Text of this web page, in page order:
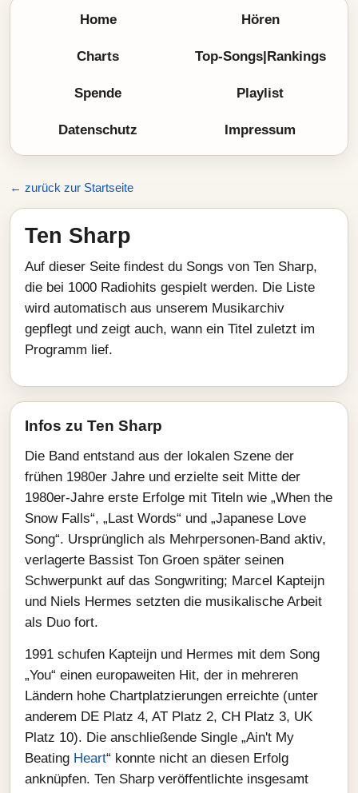
Home Hören
Charts Top-Songs|Rankings
Spende Playlist
Datenschutz Impressum
← zurück zur Startseite
Ten Sharp
Auf dieser Seite findest du Songs von Ten Sharp,
die bei 1000 Radiohits gespielt werden. Die Liste
wird automatisch aus unserem Musikarchiv
gepflegt und zeigt auch, wann ein Titel zuletzt im
Programm lief.
Infos zu Ten Sharp
Die Band entstand aus der lokalen Szene der
frühen 1980er Jahre und erzielte seit Mitte der
1980er-Jahre erste Erfolge mit Titeln wie „When the
Snow Falls“, „Last Words“ und „Japanese Love
Song“. Ursprünglich als Mehrpersonen-Band aktiv,
verlagerte Bassist Ton Groen später seinen
Schwerpunkt auf das Songwriting; Marcel Kapteijn
und Niels Hermes setzten die musikalische Arbeit
als Duo fort.
1991 schufen Kapteijn und Hermes mit dem Song
„You“ einen europaweiten Hit, der in mehreren
Ländern hohe Chartplatzierungen erreichte (unter
anderem DE Platz 4, AT Platz 2, CH Platz 3, UK
Platz 10). Die anschließende Single „Ain't My
Beating Heart“ konnte nicht an diesen Erfolg
anknüpfen. Ten Sharp veröffentlichte insgesamt